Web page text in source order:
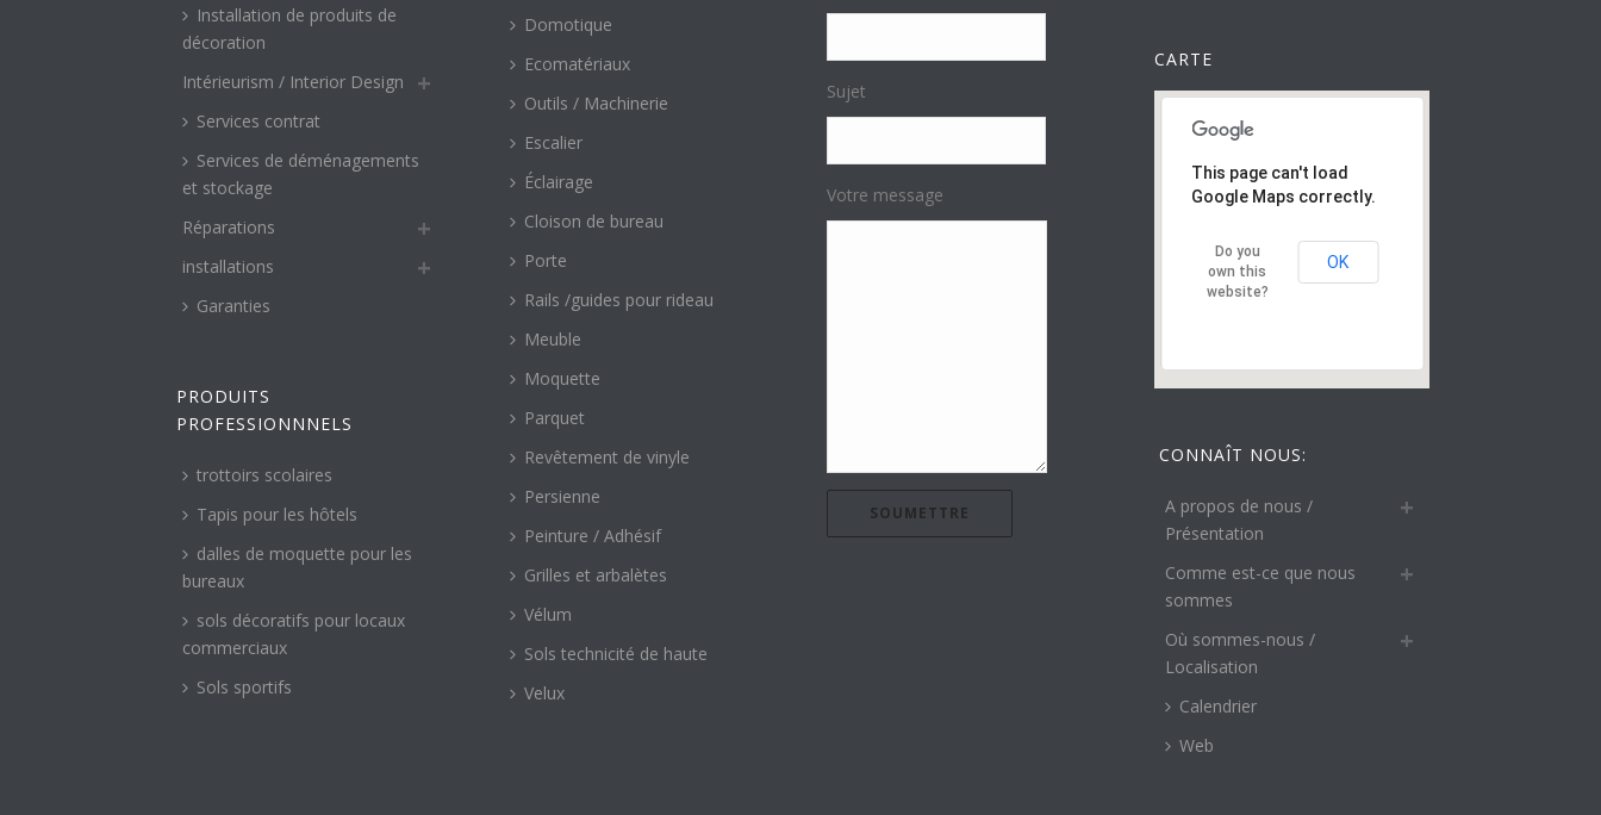
Installation de produits de
décoration
Intérieurism / Interior Design
Services contrat
Services de déménagements
et stockage
Réparations
installations
Garanties
PRODUITS
PROFESSIONNNELS
trottoirs scolaires
Tapis pour les hôtels
dalles de moquette pour les
bureaux
sols décoratifs pour locaux
commerciaux
Sols sportifs
Domotique
Ecomatériaux
Outils / Machinerie
Escalier
Éclairage
Cloison de bureau
Porte
Rails /guides pour rideau
Meuble
Moquette
Parquet
Revêtement de vinyle
Persienne
Peinture / Adhésif
Grilles et arbalètes
Vélum
Sols technicité de haute
Velux
Sujet
Votre message
CARTE
This page can't load
Google Maps correctly.
Do you
own this
website?
OK
CONNAÎT NOUS:
A propos de nous /
Présentation
Comme est-ce que nous
sommes
Où sommes-nous /
Localisation
Calendrier
Web